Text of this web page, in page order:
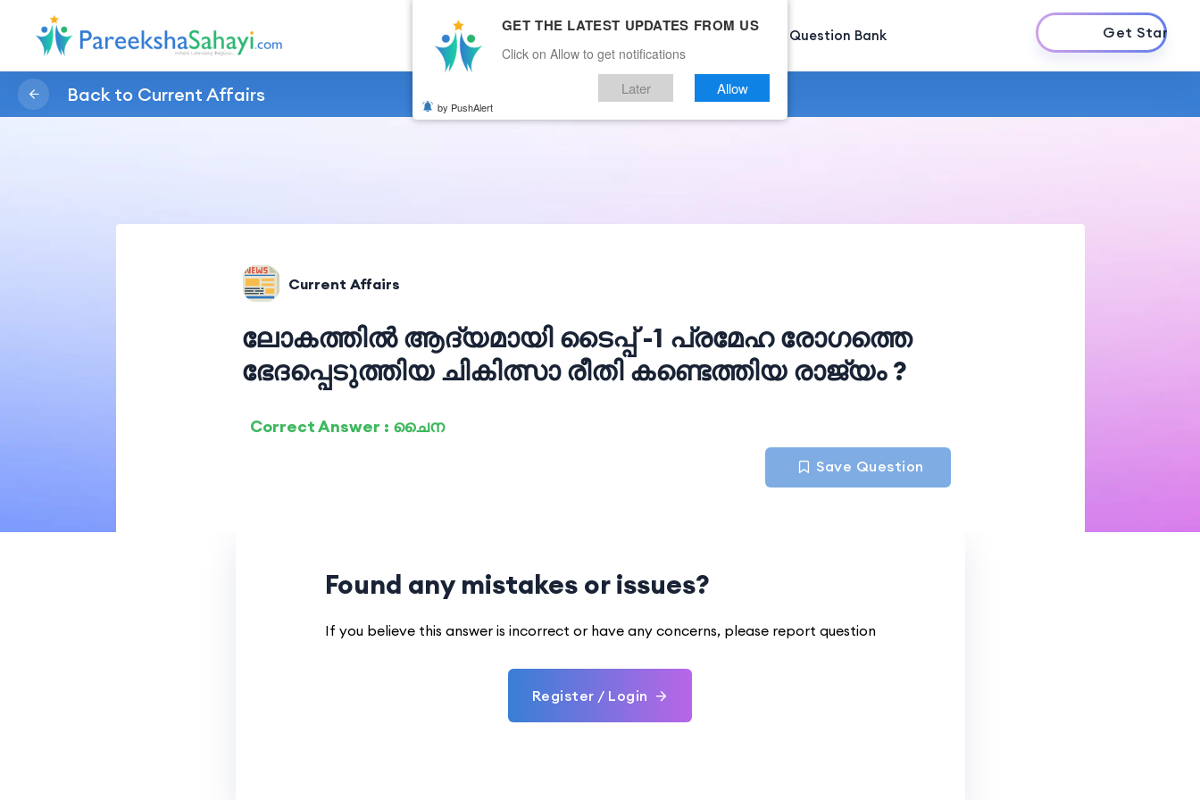
Home Current Affairs Categories Mock Test Question BankGet Started
Back to Current Affairs
Current Affairs
ലോകത്തിൽ ആദ്യമായി ടൈപ്പ് -1 പ്രമേഹ രോഗത്തെ
ഭേദപ്പെടുത്തിയ ചികിത്സാ രീതി കണ്ടെത്തിയ രാജ്യം ?
Correct Answer : ചൈന
Save Question
Found any mistakes or issues?
If you believe this answer is incorrect or have any concerns, please report question
Register / Login
GET THE LATEST UPDATES FROM US
Click on Allow to get notifications
Later Allow
by PushAlert